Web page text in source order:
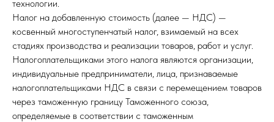
технологии.
Налог на добавленную стоимость (далее — НДС) —
косвенный многоступенчатый налог, взимаемый на всех
стадиях производства и реализации товаров, работ и услуг.
Налогоплательщиками этого налога являются организации,
индивидуальные предприниматели, лица, признаваемые
налогоплательщиками НДС в связи с перемещением товаров
через таможенную границу Таможенного союза,
определяемые в соответствии с таможенным